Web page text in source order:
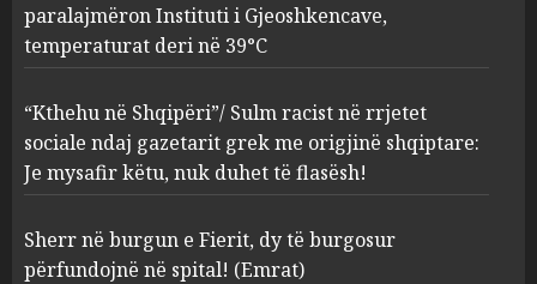
“Kthehu në Shqipëri”/ Sulm
racist në rrjetet sociale ndaj
gazetarit grek me origjinë
shqiptare: Je mysafir këtu,
nuk duhet të flasësh!
AUGUST 8, 2026
burgosur përfundojnë në
spital! (Emrat)
paralajmëron Instituti i Gjeoshkencave,
temperaturat deri në 39°C
“Kthehu në Shqipëri”/ Sulm racist në rrjetet
sociale ndaj gazetarit grek me origjinë shqiptare:
Je mysafir këtu, nuk duhet të flasësh!
Sherr në burgun e Fierit, dy të burgosur
përfundojnë në spital! (Emrat)